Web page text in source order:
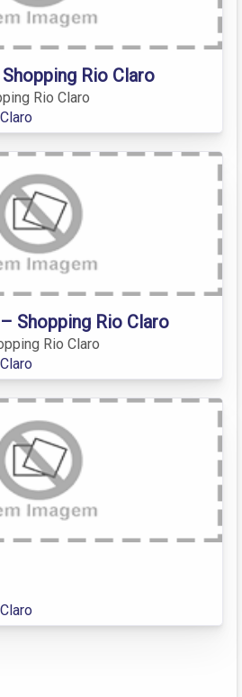
Rio Claro
Rio Claro
Shopping Rio Claro
Rio Claro